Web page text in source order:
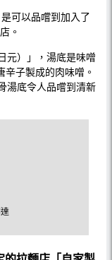
可以品嚐到加入了
。
元）」，湯底是味噌
子製成的肉味噌。
湯底令人品嚐到清新